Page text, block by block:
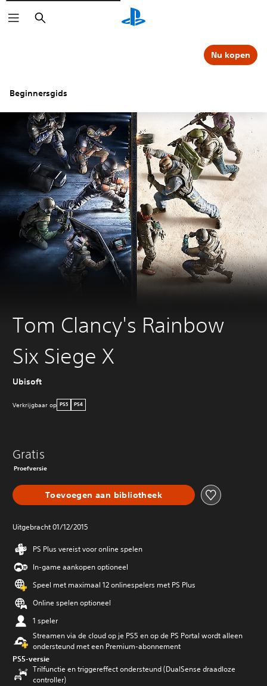
Zoeken
Beginnersgids
Nu kopen
Tom Clancy's Rainbow
Six Siege X
Ubisoft
Verkrijgbaar op PS5 PS4
Gratis
Proefversie
Toevoegen aan bibliotheek
Uitgebracht 01/12/2015
PS Plus vereist voor online spelen
In-game aankopen optioneel
Speel met maximaal 12 onlinespelers met PS Plus
Online spelen optioneel
1 speler
Streamen via de cloud op je PS5 en op de PS Portal wordt alleen
ondersteund met een Premium-abonnement
PS5-versie
Trilfunctie en triggereffect ondersteund (DualSense draadloze
controller)